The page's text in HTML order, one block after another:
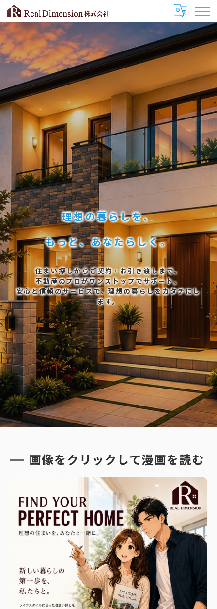
理想の暮らしを、
もっと、あなたらしく。
住まい探しからご契約・お引き渡しまで、
不動産のプロがワンストップでサポート。
安心と信頼のサービスで、理想の暮らしをカタチにし
ます。
画像をクリックして漫画を読む